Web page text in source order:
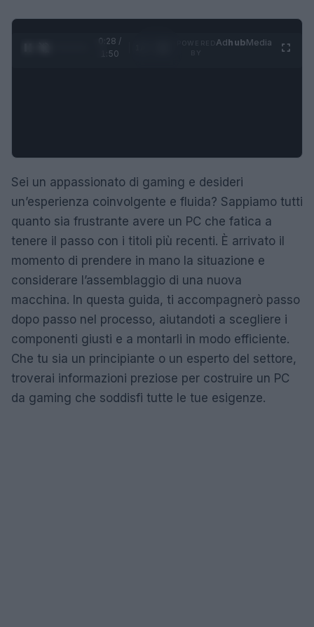
0:29 /
1:50
AdhubMedia
Sei un appassionato di gaming e desideri
un’esperienza coinvolgente e fluida? Sappiamo tutti
quanto sia frustrante avere un PC che fatica a
tenere il passo con i titoli più recenti. È arrivato il
momento di prendere in mano la situazione e
considerare l’assemblaggio di una nuova
macchina. In questa guida, ti accompagnerò passo
dopo passo nel processo, aiutandoti a scegliere i
componenti giusti e a montarli in modo efficiente.
Che tu sia un principiante o un esperto del settore,
troverai informazioni preziose per costruire un PC
da gaming che soddisfi tutte le tue esigenze.